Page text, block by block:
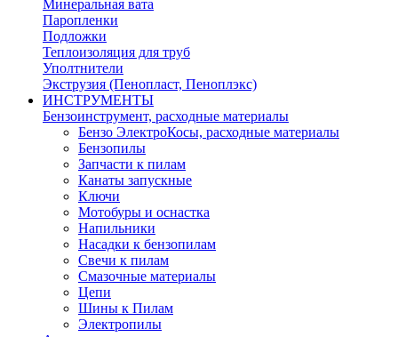
Минеральная вата
Паропленки
Подложки
Теплоизоляция для труб
Уполтнители
Экструзия (Пенопласт, Пеноплэкс)
ИНСТРУМЕНТЫ
Бензоинструмент, расходные материалы
Бензо ЭлектроКосы, расходные материалы
Бензопилы
Запчасти к пилам
Канаты запускные
Ключи
Мотобуры и оснастка
Напильники
Насадки к бензопилам
Свечи к пилам
Смазочные материалы
Цепи
Шины к Пилам
Электропилы